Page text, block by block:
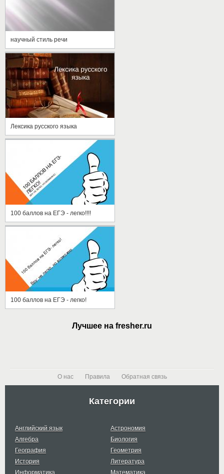
научный стиль речи
Лексика русского языка
100 баллов на ЕГЭ - легко!!!!
100 баллов на ЕГЭ - легко!
Лучшее на fresher.ru
О нас Правила Обратная связь
Категории
Английский язык
Астрономия
Алгебра
Биология
География
Геометрия
История
Литература
Информатика
Математика